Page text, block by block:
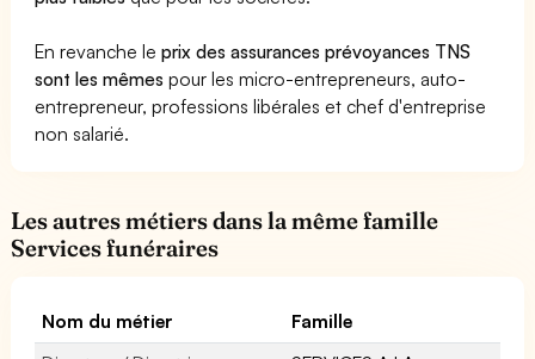
En revanche leprix des assurances prévoyances TNS
sont les mêmes pour les micro-entrepreneurs, auto-
entrepreneur, professions libérales et chef d'entreprise
non salarié.
Les autres métiers dans la même famille
Services funéraires
Nom du métier
Famille